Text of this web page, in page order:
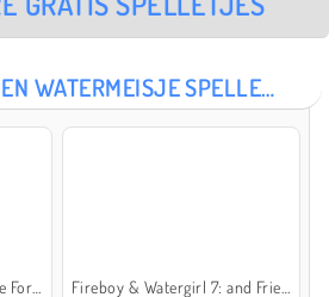
VUURJONGEN EN WATERMEISJE SPELLETJES